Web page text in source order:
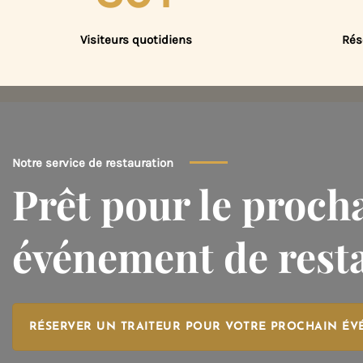
Visiteurs quotidiens
Notre service de restauration
Prêt pour le
événement de
RÉSERVER UN TRAITEUR POUR VOTRE PROCHAIN